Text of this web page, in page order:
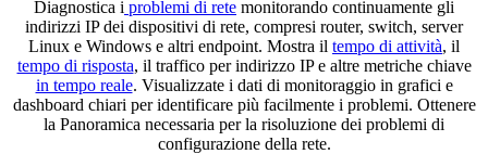
Diagnostica i problemi di rete monitorando continuamente gli
indirizzi IP dei dispositivi di rete, compresi router, switch, server
Linux e Windows e altri endpoint. Mostra il tempo di attività, il
tempo di risposta, il traffico per indirizzo IP e altre metriche chiave
in tempo reale. Visualizzate i dati di monitoraggio in grafici e
dashboard chiari per identificare più facilmente i problemi. Ottenere
la Panoramica necessaria per la risoluzione dei problemi di
configurazione della rete.